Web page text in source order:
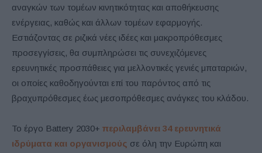
αναγκών των τομέων κινητικότητας και αποθήκευσης
ενέργειας, καθώς και άλλων τομέων εφαρμογής.
Εστιάζοντας σε ριζικά νέες ιδέες και μακροπρόθεσμες
προσεγγίσεις, θα συμπληρώσει τις συνεχιζόμενες
ερευνητικές προσπάθειες για μελλοντικές γενιές μπαταριών,
οι οποίες καθοδηγούνται επί του παρόντος από τις
βραχυπρόθεσμες έως μεσοπρόθεσμες ανάγκες του κλάδου.
Το έργο Battery 2030+ περιλαμβάνει 34 ερευνητικά
ιδρύματα και οργανισμούς σε όλη την Ευρώπη και